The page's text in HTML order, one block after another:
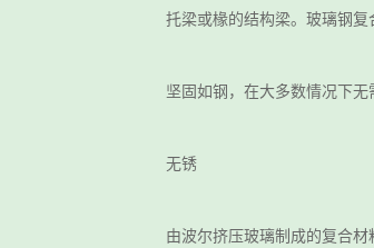
托梁或椽的结构梁。玻璃钢
坚固如钢，在大多数情况下
无锈
由波尔挤压玻璃制成的复合